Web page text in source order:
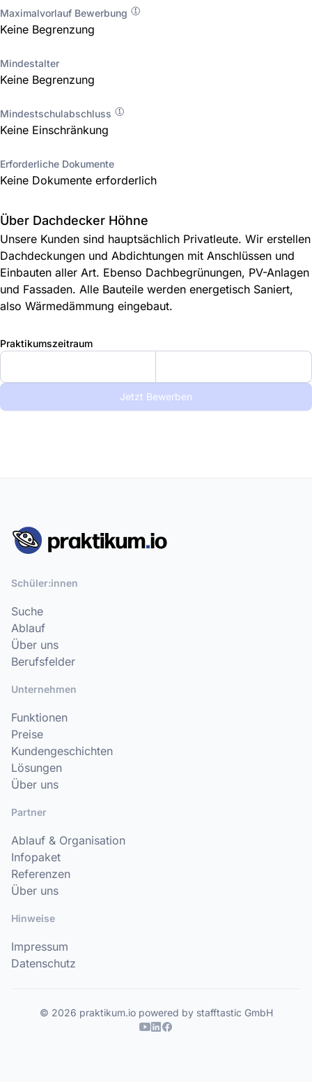
Maximalvorlauf Bewerbung
Keine Begrenzung
Mindestalter
Keine Begrenzung
Mindestschulabschluss
Keine Einschränkung
Erforderliche Dokumente
Keine Dokumente erforderlich
Über Dachdecker Höhne
Unsere Kunden sind hauptsächlich Privatleute. Wir erstellen
Dachdeckungen und Abdichtungen mit Anschlüssen und
Einbauten aller Art. Ebenso Dachbegrünungen, PV-Anlagen
und Fassaden. Alle Bauteile werden energetisch Saniert,
also Wärmedämmung eingebaut.
Praktikumszeitraum
Jetzt Bewerben
Schüler:innen
Suche
Ablauf
Über uns
Berufsfelder
Unternehmen
Funktionen
Preise
Kundengeschichten
Lösungen
Über uns
Partner
Ablauf & Organisation
Infopaket
Referenzen
Über uns
Hinweise
Impressum
Datenschutz
© 2026 praktikum.io powered by stafftastic GmbH